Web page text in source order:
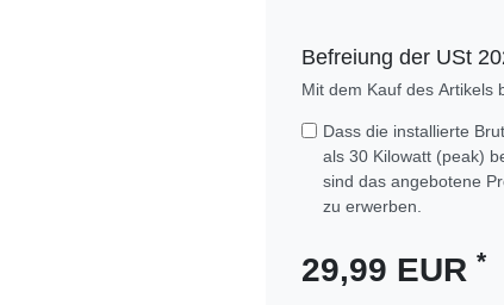
Befreiung der USt
Mit dem Kauf des Artikels
Dass die installierte
als 30 Kilowatt (peak)
sind das angebotene
zu erwerben.
29,99 EUR *